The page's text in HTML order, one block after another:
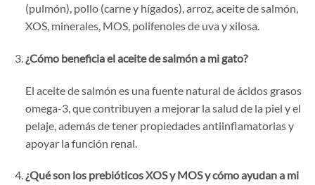
(pulmón), pollo (carne y hígados), arroz, aceite de salmón,
XOS, minerales, MOS, polifenoles de uva y xilosa.
¿Cómo beneficia el aceite de salmón a mi gato?
El aceite de salmón es una fuente natural de ácidos grasos
omega-3, que contribuyen a mejorar la salud de la piel y el
pelaje, además de tener propiedades antiinflamatorias y
apoyar la función renal.
¿Qué son los prebióticos XOS y MOS y cómo ayudan a mi